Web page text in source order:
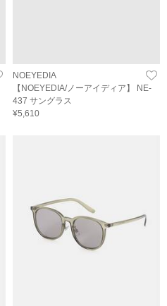
NOEYEDIA
【NOEYEDIA/ノーアイディア】 NE-
437 サングラス
¥5,610